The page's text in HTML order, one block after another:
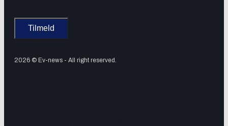
2026 © Ev-news - All right reserved.